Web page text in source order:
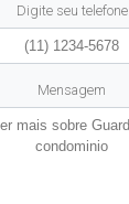
Digite seu telefone
Mensagem